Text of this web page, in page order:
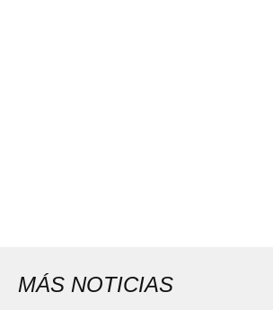
MÁS NOTICIAS